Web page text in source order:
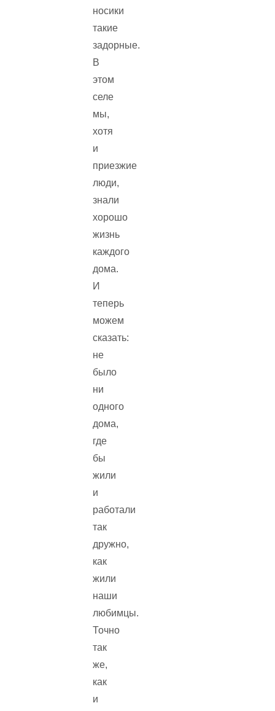
носики
такие
задорные.
В
этом
селе
мы,
хотя
и
приезжие
люди,
знали
хорошо
жизнь
каждого
дома.
И
теперь
можем
сказать:
не
было
ни
одного
дома,
где
бы
жили
и
работали
так
дружно,
как
жили
наши
любимцы.
Точно
так
же,
как
и